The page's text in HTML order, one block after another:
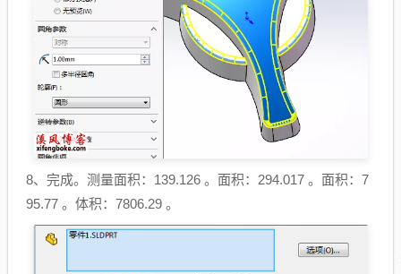
8、完成。测量面积：139.126 。面积：294.017 。面积：7
95.77 。体积：7806.29 。